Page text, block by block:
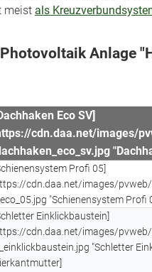
meist als
Anlage
Eco SV]
cdn.daa.net/images/
Profi 05]
cdn.daa.net/images/
"Schienensystem Profi
Einklickbaustein]
cdn.daa.net/images/
"Schletter